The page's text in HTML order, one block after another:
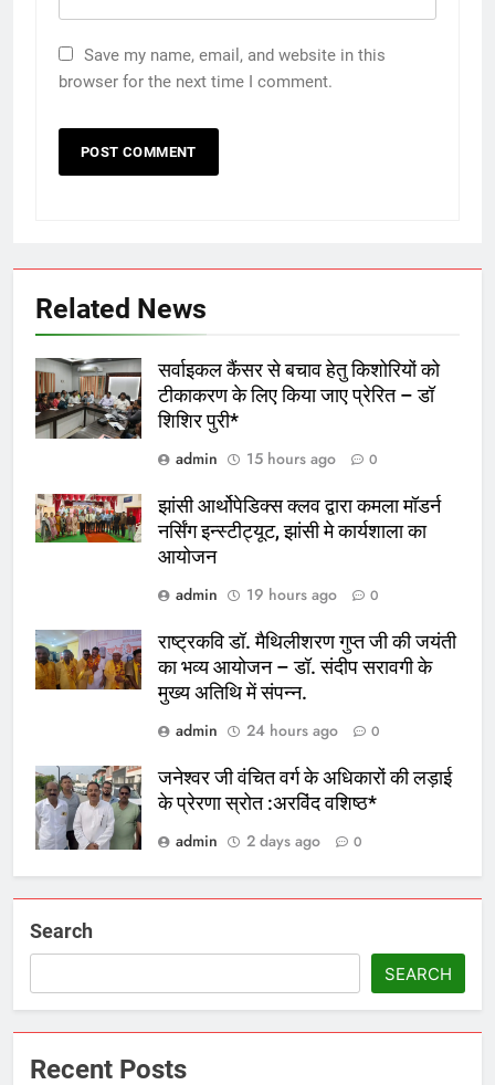
Save my name, email, and website in this
browser for the next time I comment.
Related News
सर्वाइकल कैंसर से बचाव हेतु किशोरियों को
टीकाकरण के लिए किया जाए प्रेरित – डॉ
शिशिर पुरी*
admin
15 hours ago 0
झांसी आर्थोपेडिक्स क्लव द्वारा कमला माॅडर्न
नर्सिंग इन्स्टीट्यूट, झांसी मे कार्यशाला का
आयोजन
admin
19 hours ago 0
राष्ट्रकवि डॉ. मैथिलीशरण गुप्त जी की जयंती
का भव्य आयोजन – डॉ. संदीप सरावगी के
मुख्य अतिथि में संपन्न.
admin
24 hours ago 0
जनेश्वर जी वंचित वर्ग के अधिकारों की लड़ाई
के प्रेरणा स्रोत :अरविंद वशिष्ठ*
admin
2 days ago 0
Search
SEARCH
Recent Posts